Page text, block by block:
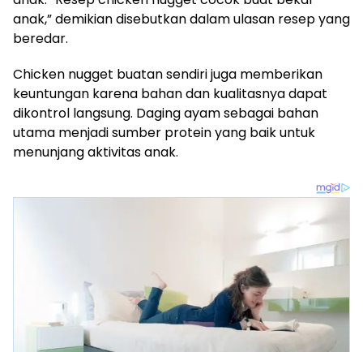
anak,” demikian disebutkan dalam ulasan resep yang
beredar.
Chicken nugget buatan sendiri juga memberikan
keuntungan karena bahan dan kualitasnya dapat
dikontrol langsung. Daging ayam sebagai bahan
utama menjadi sumber protein yang baik untuk
menunjang aktivitas anak.